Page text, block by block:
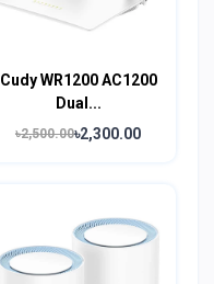
Cudy WR1200 AC1200
Dual...
৳2,500.00৳2,300.00